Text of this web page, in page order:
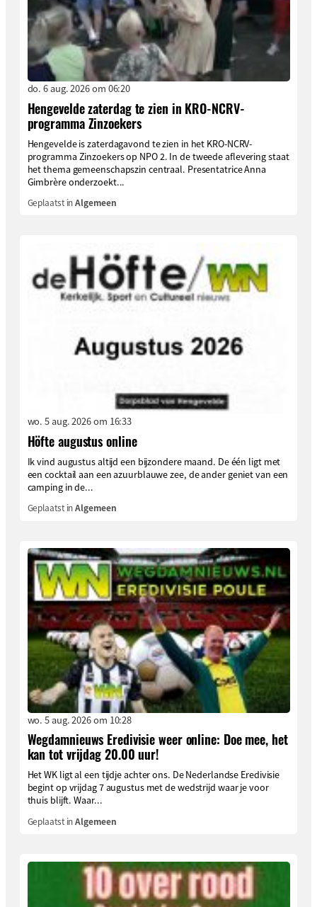
do. 6 aug. 2026 om 06:20
Hengevelde zaterdag te zien in KRO-NCRV-
programma Zinzoekers
Hengevelde is zaterdagavond te zien in het KRO-NCRV-
programma Zinzoekers op NPO 2. In de tweede aflevering staat
het thema gemeenschapszin centraal. Presentatrice Anna
Gimbrère onderzoekt...
Geplaatst inAlgemeen
wo. 5 aug. 2026 om 16:33
Höfte augustus online
Ik vind augustus altijd een bijzondere maand. De één ligt met
een cocktail aan een azuurblauwe zee, de ander geniet van een
camping in de...
Geplaatst inAlgemeen
wo. 5 aug. 2026 om 10:28
Wegdamnieuws Eredivisie weer online: Doe mee, het
kan tot vrijdag 20.00 uur!
Het WK ligt al een tijdje achter ons. De Nederlandse Eredivisie
begint op vrijdag 7 augustus met de wedstrijd waar je voor
thuis blijft. Waar...
Geplaatst inAlgemeen